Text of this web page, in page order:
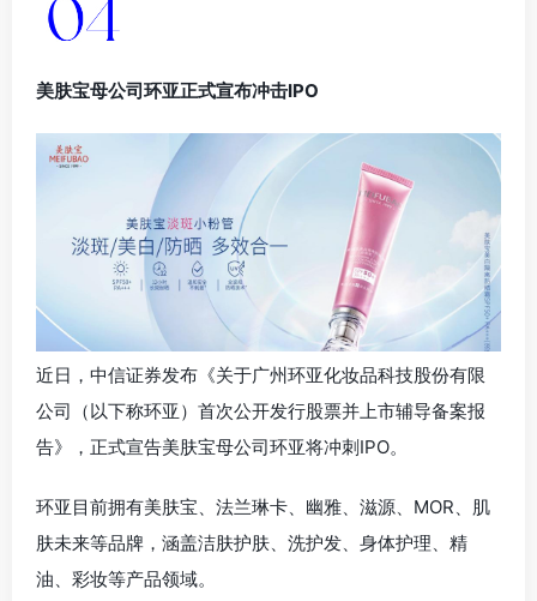
近日，中信证券发布《关于广州环亚化妆品科技股份有限
公司（以下称环亚）首次公开发行股票并上市辅导备案报
告》，正式宣告美肤宝母公司环亚将冲刺IPO。
环亚目前拥有美肤宝、法兰琳卡、幽雅、滋源、MOR、肌
肤未来等品牌，涵盖洁肤护肤、洗护发、身体护理、精
油、彩妆等产品领域。